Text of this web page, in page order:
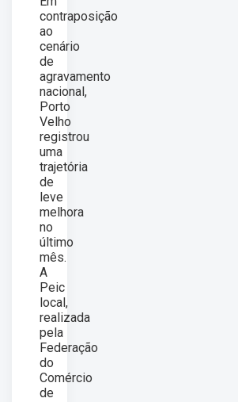
contraposição
ao
cenário
de
agravamento
nacional,
Porto
Velho
registrou
uma
trajetória
de
leve
melhora
no
último
mês.
A
Peic
local,
realizada
pela
Federação
do
Comércio
de